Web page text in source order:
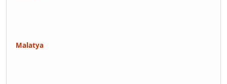
Malatya